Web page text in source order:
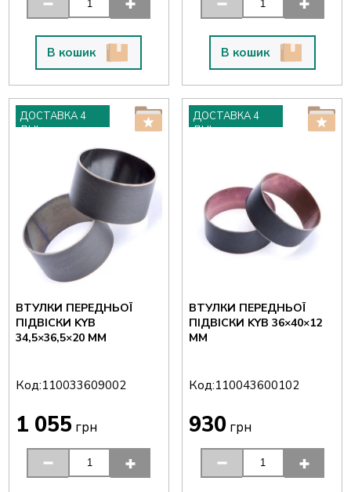
В кошик В кошик
ДОСТАВКА 4
ДНІ
ВТУЛКИ ПЕРЕДНЬОЇ
ПІДВІСКИ KYB
34,5×36,5×20 ММ
Код:110033609002
1 055 грн
ДОСТАВКА 4
ДНІ
ВТУЛКИ ПЕРЕДНЬОЇ
ПІДВІСКИ KYB 36×40×12
ММ
Код:110043600102
930 грн